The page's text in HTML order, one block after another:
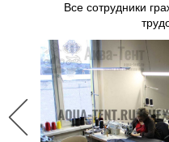
Все сотрудники